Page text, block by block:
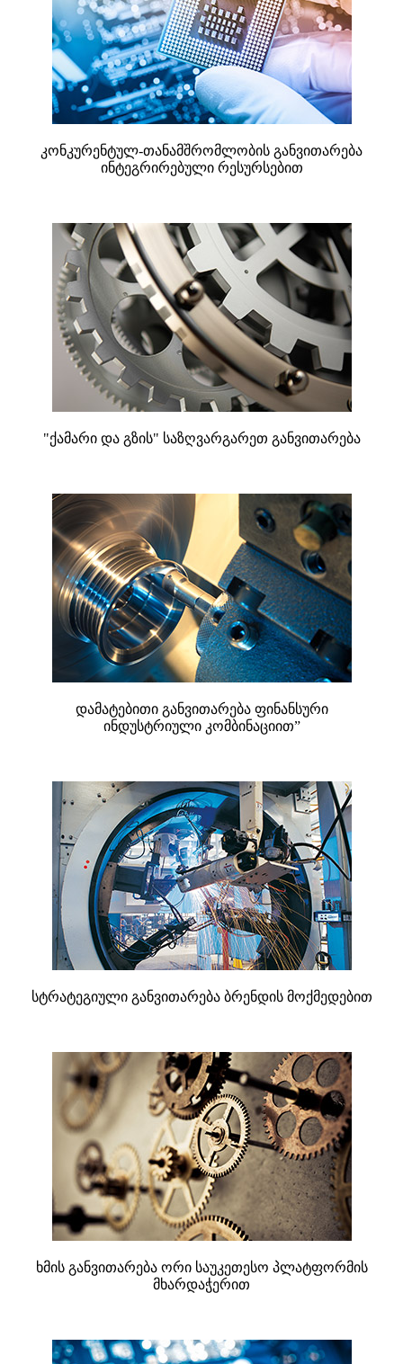
კონკურენტულ-თანამშრომლობის განვითარება
ინტეგრირებული რესურსებით
"ქამარი და გზის" საზღვარგარეთ განვითარება
დამატებითი განვითარება ფინანსური
ინდუსტრიული კომბინაციით”
სტრატეგიული განვითარება ბრენდის მოქმედებით
ხმის განვითარება ორი საუკეთესო პლატფორმის
მხარდაჭერით